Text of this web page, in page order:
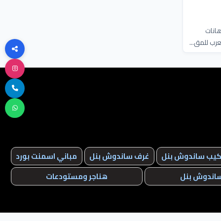
ساندوش بنل غرف ساندوش بنل
مباني اسمنت بورد
بنل
هناجر ومستودعات